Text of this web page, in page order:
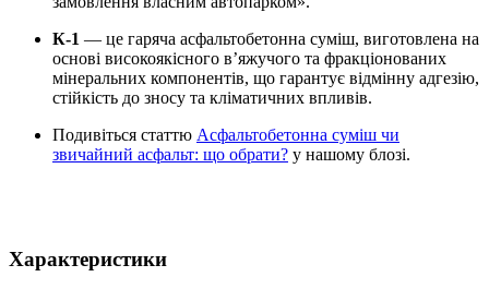
К-1 — це гаряча асфальтобетонна суміш, виготовлена на
основі високоякісного в’яжучого та фракціонованих
мінеральних компонентів, що гарантує відмінну адгезію,
стійкість до зносу та кліматичних впливів.
Подивіться статтю Асфальтобетонна суміш чи
звичайний асфальт: що обрати? у нашому блозі.
Характеристики